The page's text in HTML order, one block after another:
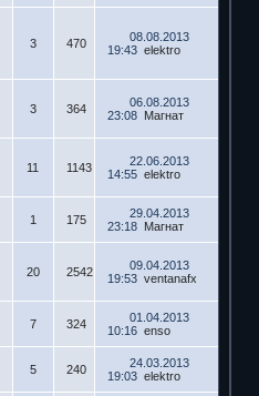
3 470
08.08.2013
19:43 elektro
3 364
06.08.2013
23:08 Магнат
11 1143
22.06.2013
14:55 elektro
1 175
29.04.2013
23:18 Магнат
20 2542
09.04.2013
19:53 ventanafx
7 324
01.04.2013
10:16 enso
5 240
24.03.2013
19:03 elektro